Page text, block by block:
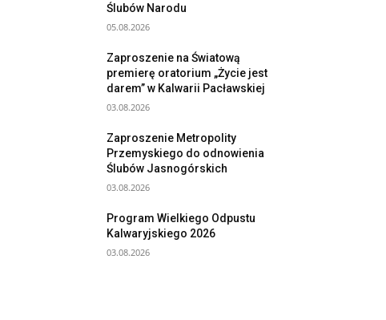
Ślubów Narodu
05.08.2026
Zaproszenie na Światową
premierę oratorium „Życie jest
darem” w Kalwarii Pacławskiej
03.08.2026
Zaproszenie Metropolity
Przemyskiego do odnowienia
Ślubów Jasnogórskich
03.08.2026
Program Wielkiego Odpustu
Kalwaryjskiego 2026
03.08.2026